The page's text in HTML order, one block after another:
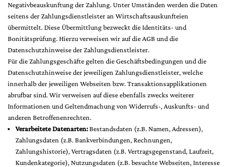
Negativbeauskunftung der Zahlung. Unter Umständen werden die Daten
seitens der Zahlungsdienstleister an Wirtschaftsauskunfteien
übermittelt. Diese Übermittlung bezweckt die Identitäts- und
Bonitätsprüfung. Hierzu verweisen wir auf die AGB und die
Datenschutzhinweise der Zahlungsdienstleister.
Für die Zahlungsgeschäfte gelten die Geschäftsbedingungen und die
Datenschutzhinweise der jeweiligen Zahlungsdienstleister, welche
innerhalb der jeweiligen Webseiten bzw. Transaktionsapplikationen
abrufbar sind. Wir verweisen auf diese ebenfalls zwecks weiterer
Informationen und Geltendmachung von Widerrufs-, Auskunfts- und
anderen Betroffenenrechten.
Verarbeitete Datenarten:Bestandsdaten (z.B. Namen, Adressen),
Zahlungsdaten (z.B. Bankverbindungen, Rechnungen,
Zahlungshistorie), Vertragsdaten (z.B. Vertragsgegenstand, Laufzeit,
Kundenkategorie), Nutzungsdaten (z.B. besuchte Webseiten, Interesse